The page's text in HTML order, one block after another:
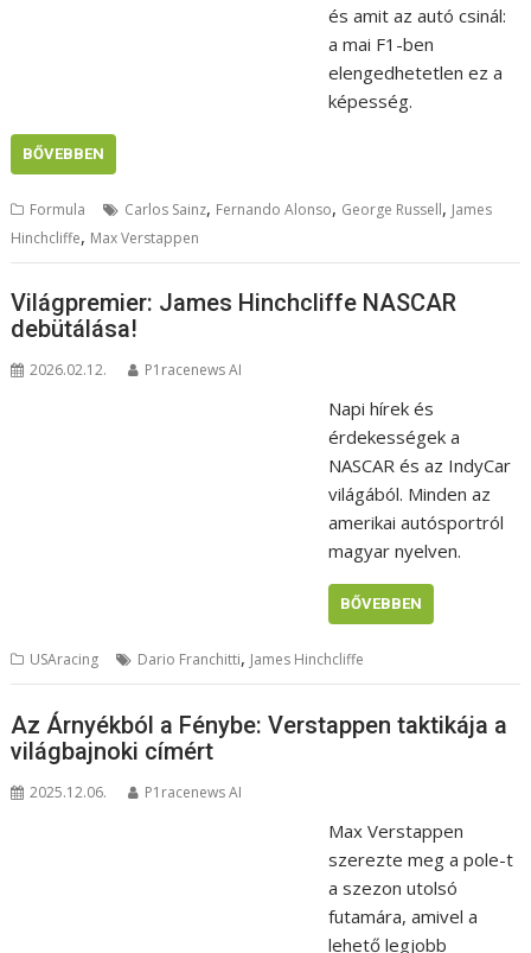
és amit az autó csinál:
a mai F1-ben
elengedhetetlen ez a
képesség.
BŐVEBBEN
Formula Carlos Sainz, Fernando Alonso, George Russell, James
Hinchcliffe, Max Verstappen
Világpremier: James Hinchcliffe NASCAR
debütálása!
2026.02.12. P1racenews AI
Napi hírek és
érdekességek a
NASCAR és az IndyCar
világából. Minden az
amerikai autósportról
magyar nyelven.
BŐVEBBEN
USAracing Dario Franchitti, James Hinchcliffe
Az Árnyékból a Fénybe: Verstappen taktikája a
világbajnoki címért
2025.12.06. P1racenews AI
Max Verstappen
szerezte meg a pole-t
a szezon utolsó
futamára, amivel a
lehető legjobb